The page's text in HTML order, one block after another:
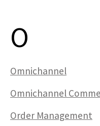
O
Omnichannel
Omnichannel
Order Management